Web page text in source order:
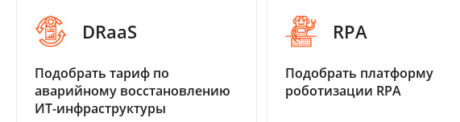
DRaaS
Подобрать тариф по
аварийному восстановлению
ИТ-инфраструктуры
RPA
Подобрать платформу
роботизации RPA